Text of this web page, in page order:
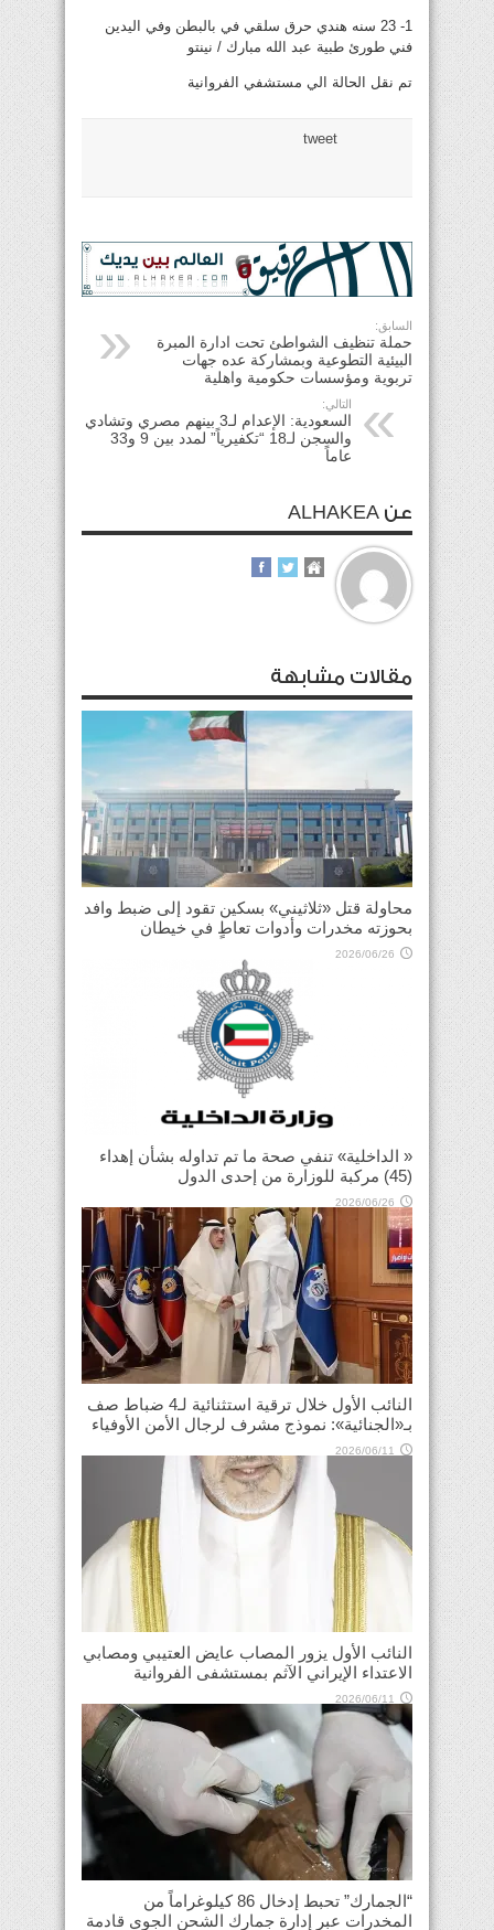
1- 23 سنه هندي حرق سلقي في بالبطن وفي اليدين
فني طورئ طبية عبد الله مبارك / نينتو
تم نقل الحالة الي مستشفي الفروانية
tweet
السابق:
حملة تنظيف الشواطئ تحت ادارة المبرة
البيئية التطوعية وبمشاركة عده جهات
تربوية ومؤسسات حكومية واهلية
التالي:
السعودية: الإعدام لـ3 بينهم مصري وتشادي
والسجن لـ18 “تكفيرياً” لمدد بين 9 و33
عاماً
عن ALHAKEA
مقالات مشابهة
محاولة قتل «ثلاثيني» بسكين تقود إلى ضبط وافد
بحوزته مخدرات وأدوات تعاطٍ في خيطان
2026/06/26
« الداخلية» تنفي صحة ما تم تداوله بشأن إهداء
(45) مركبة للوزارة من إحدى الدول
2026/06/26
النائب الأول خلال ترقية استثنائية لـ4 ضباط صف
بـ«الجنائية»: نموذج مشرف لرجال الأمن الأوفياء
2026/06/11
النائب الأول يزور المصاب عايض العتيبي ومصابي
الاعتداء الإيراني الآثم بمستشفى الفروانية
2026/06/11
“الجمارك” تحبط إدخال 86 كيلوغراماً من
المخدرات عبر إدارة جمارك الشحن الجوي قادمة